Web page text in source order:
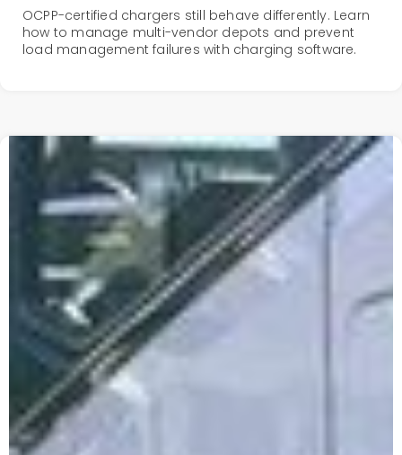
OCPP-certified chargers still behave differently. Learn
how to manage multi-vendor depots and prevent
load management failures with charging software.